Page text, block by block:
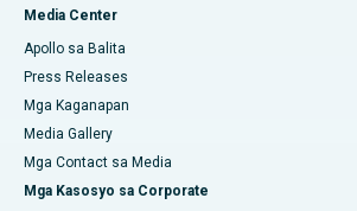
Media Center
Apollo sa Balita
Press Releases
Mga Kaganapan
Media Gallery
Mga Contact sa Media
Mga Kasosyo sa Corporate